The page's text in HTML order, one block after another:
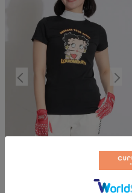
【BettyBoop】【接触冷感】ベテ
ィちゃんモックネック半袖カット